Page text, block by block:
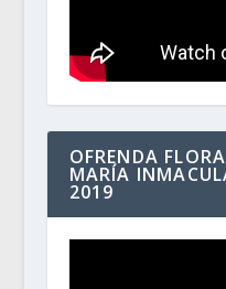
OFRENDA
MARÍA
2019